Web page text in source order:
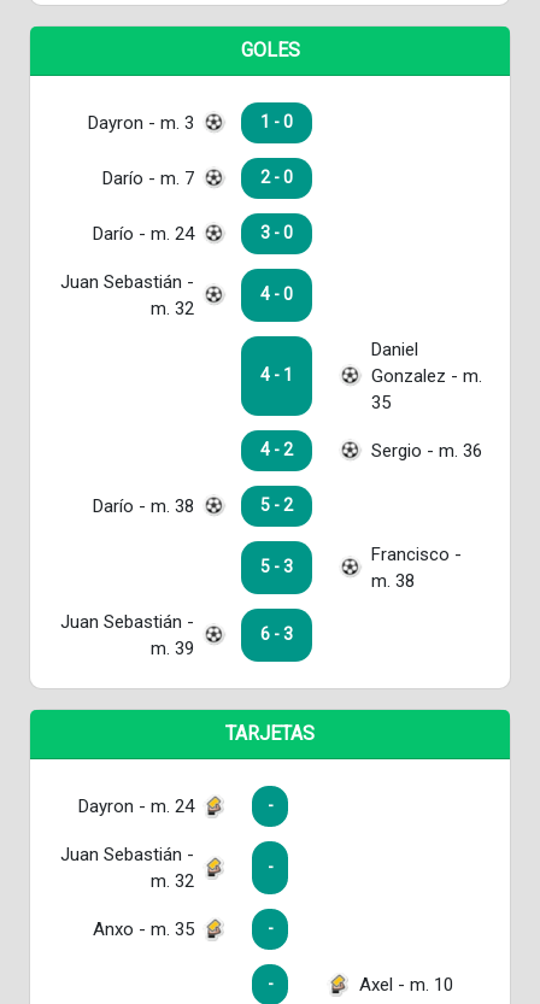
GOLES
Dayron - m. 3 1 - 0
Darío - m. 7 2 - 0
Darío - m. 24 3 - 0
Juan Sebastián -
m. 32
4 - 0
4 - 1
Daniel
Gonzalez - m.
35
4 - 2 Sergio - m. 36
Darío - m. 38 5 - 2
5 - 3
Francisco -
m. 38
Juan Sebastián -
m. 39
6 - 3
TARJETAS
Dayron - m. 24 -
Juan Sebastián -
m. 32
-
Anxo - m. 35 -
- Axel - m. 10